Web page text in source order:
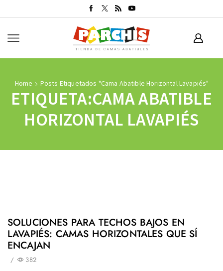
Home Posts Etiquetados "cama Abatible Horizontal Lavapiés"
ETIQUETA:CAMA ABATIBLE
HORIZONTAL LAVAPIÉS
SOLUCIONES PARA TECHOS BAJOS EN
LAVAPIÉS: CAMAS HORIZONTALES QUE SÍ
ENCAJAN
/ 382